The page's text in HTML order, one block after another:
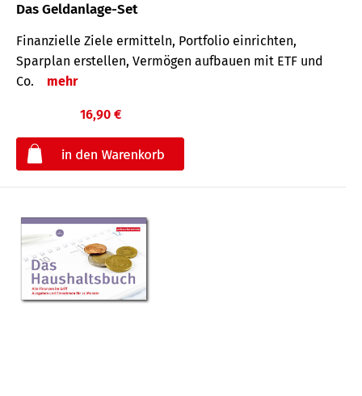
Das Geldanlage-Set
Finanzielle Ziele ermitteln, Portfolio einrichten,
Sparplan erstellen, Vermögen aufbauen mit ETF und
Co.
mehr
16,90 €